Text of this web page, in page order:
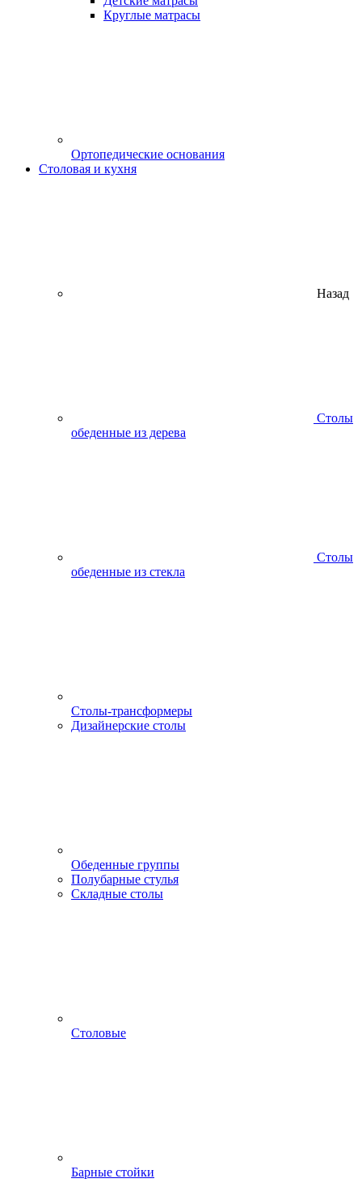
Круглые матрасы
Ортопедические основания
Столовая и кухня
Назад
Столы
обеденные из дерева
Столы
обеденные из стекла
Столы-трансформеры
Дизайнерские столы
Обеденные группы
Полубарные стулья
Складные столы
Столовые
Барные стойки